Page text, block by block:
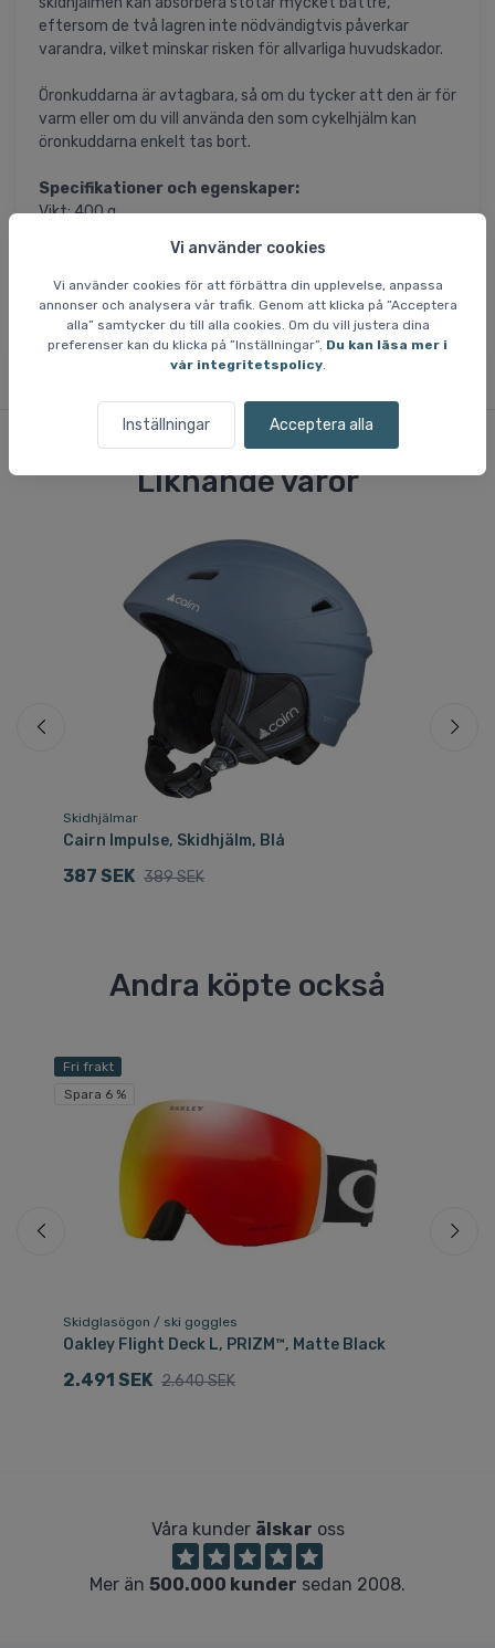
Vi använder cookies
Vi använder cookies för att förbättra din upplevelse, anpassa
annonser och analysera vår trafik. Genom att klicka på ”Acceptera
alla” samtycker du till alla cookies. Om du vill justera dina
preferenser kan du klicka på ”Inställningar”. Du kan läsa mer i
vår integritetspolicy.
Inställningar Acceptera alla
eftersom de två lagren inte nödvändigtvis påverkar
varandra, vilket minskar risken för allvarliga huvudskador.
Öronkuddarna är avtagbara, så om du tycker att den är för
varm eller om du vill använda den som cykelhjälm kan
öronkuddarna enkelt tas bort.
Specifikationer och egenskaper:
Vikt: 400 g
Fidlock magnetiskt spänne
BOA 360 Fit System storleksjustering
Ventilation i toppen och framtill
Liknande varor
Skidhjälmar
Cairn Impulse, Skidhjälm, Blå
387 SEK 389 SEK
Andra köpte också
Fri frakt
Spara 6 %
Skidglasögon / ski goggles
Oakley Flight Deck L, PRIZM™, Matte Black
2.491 SEK 2.640 SEK
Våra kunder älskar oss
Mer än 500.000 kunder sedan 2008.